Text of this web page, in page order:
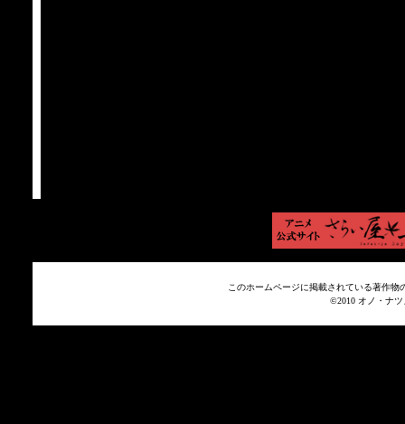
このホームページに掲載されている著作
©2010 オノ・ナ